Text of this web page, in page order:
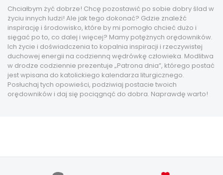
Chciałbym żyć dobrze! Chcę pozostawić po sobie dobry ślad w
życiu innych ludzi! Ale jak tego dokonać? Gdzie znaleźć
inspirację i środowisko, które by mi pomogło chcieć dużo i
sięgać po to, co dalej i więcej? Mamy potężnych orędowników.
Ich życie i doświadczenia to kopalnia inspiracji i rzeczywistej
duchowej energii na codzienną wędrówkę człowieka. Modlitwa
w drodze codziennie prezentuje „Patrona dnia”, którego postać
jest wpisana do katolickiego kalendarza liturgicznego.
Posłuchaj tych opowieści, podziwiaj postacie twoich
orędowników i daj się pociągnąć do dobra. Naprawdę warto!